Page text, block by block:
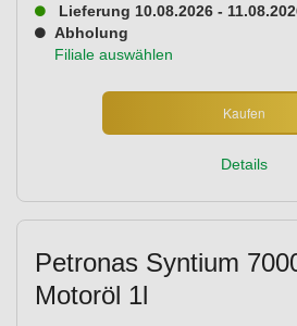
Lieferung 10.08.2026 -
Abholung
Filiale auswählen
Kaufen
Details
Petronas Syntium
Motoröl 1l